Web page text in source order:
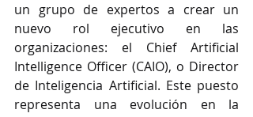
un grupo de expertos a crear un
nuevo rol ejecutivo en las
organizaciones: el Chief Artificial
Intelligence Officer (CAIO), o Director
de Inteligencia Artificial. Este puesto
representa una evolución en la